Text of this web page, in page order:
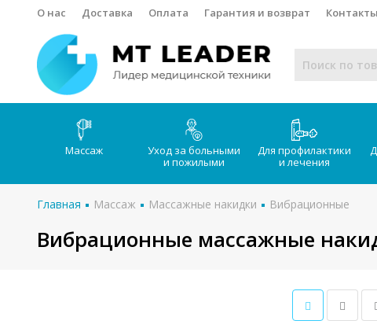
О нас Доставка Оплата Гарантия и возврат Контакты
Массаж
Уход за больными
и пожилыми
Для профилактики
и лечения
Главная Массаж Массажные накидки Вибрационные
Вибрационные массажные